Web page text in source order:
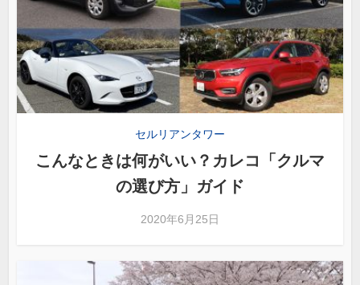
セルリアンタワー
こんなときは何がいい？カレコ「クルマ
の選び方」ガイド
2020年6月25日